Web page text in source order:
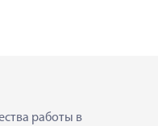
работы в